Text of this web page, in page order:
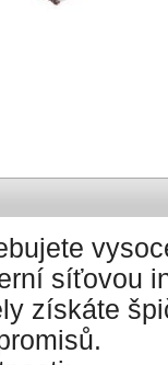
síťovou
získáte